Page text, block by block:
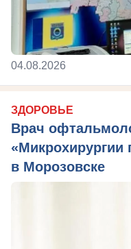
04.08.2026
ЗДОРОВЬЕ
Врач
«Микрохирургии
в Морозовске